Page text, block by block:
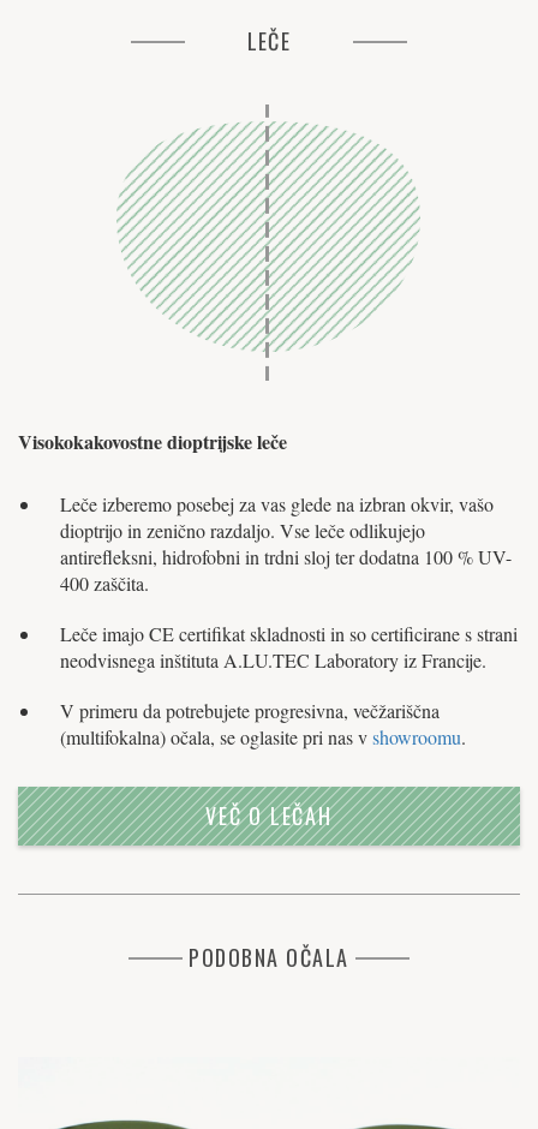
LEČE
Visokokakovostne dioptrijske leče
Leče izberemo posebej za vas glede na izbran okvir, vašo
dioptrijo in zenično razdaljo. Vse leče odlikujejo
antirefleksni, hidrofobni in trdni sloj ter dodatna 100 % UV-
400 zaščita.
Leče imajo CE certifikat skladnosti in so certificirane s strani
neodvisnega inštituta A.LU.TEC Laboratory iz Francije.
V primeru da potrebujete progresivna, večžariščna
(multifokalna) očala, se oglasite pri nas vshowroomu.
VEČ O LEČAH
PODOBNA OČALA